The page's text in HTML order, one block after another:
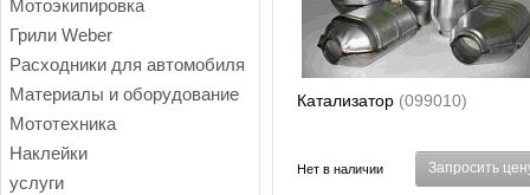
Мотоэкипировка
Грили Weber
Расходники для автомобиля
Материалы и оборудование
Мототехника
Наклейки
услуги
Катализатор (099010)
Нет в наличии Запросить